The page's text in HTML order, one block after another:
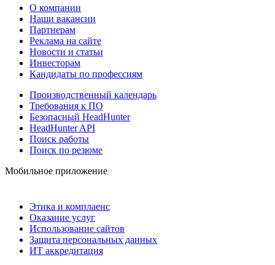
О компании
Наши вакансии
Партнерам
Реклама на сайте
Новости и статьи
Инвесторам
Кандидаты по профессиям
Производственный календарь
Требования к ПО
Безопасный HeadHunter
HeadHunter API
Поиск работы
Поиск по резюме
Мобильное приложение
Этика и комплаенс
Оказание услуг
Использование сайтов
Защита персональных данных
ИТ аккредитация